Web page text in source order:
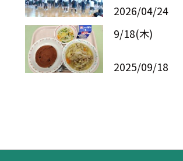
2026/04/24
9/18(木)
2025/09/18